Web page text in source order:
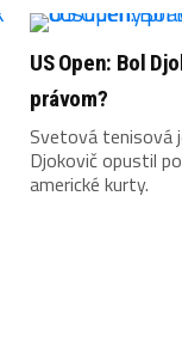
US Open: Bol
právom?
Svetová tenisová
Djokovič opustil
americké kurty.